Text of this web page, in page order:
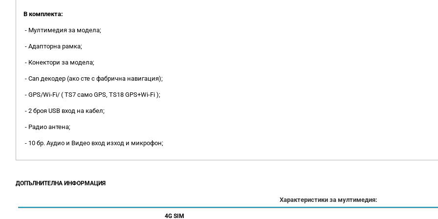
В комплекта:
- Мултимедия за модела;
- Адапторна рамка;
- Конектори за модела;
- Can декодер (ако сте с фабрична навигация);
- GPS/Wi-Fi/ ( TS7 само GPS, TS18 GPS+Wi-Fi );
- 2 броя USB вход на кабел;
- Радио антена;
- 10 бр. Аудио и Видео вход изход и микрофон;
ДОПЪЛНИТЕЛНА ИНФОРМАЦИЯ
Характеристики за мултимедия:
4G SIM